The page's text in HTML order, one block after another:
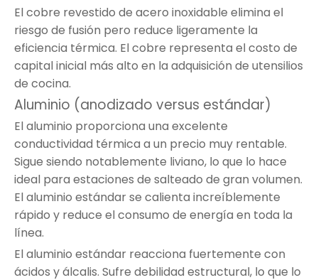
El cobre revestido de acero inoxidable elimina el
riesgo de fusión pero reduce ligeramente la
eficiencia térmica. El cobre representa el costo de
capital inicial más alto en la adquisición de utensilios
de cocina.
Aluminio (anodizado versus estándar)
El aluminio proporciona una excelente
conductividad térmica a un precio muy rentable.
Sigue siendo notablemente liviano, lo que lo hace
ideal para estaciones de salteado de gran volumen.
El aluminio estándar se calienta increíblemente
rápido y reduce el consumo de energía en toda la
línea.
El aluminio estándar reacciona fuertemente con
ácidos y álcalis. Sufre debilidad estructural, lo que lo